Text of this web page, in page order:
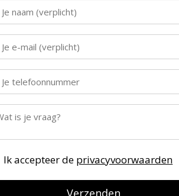
Ik accepteer de privacyvoorwaarden